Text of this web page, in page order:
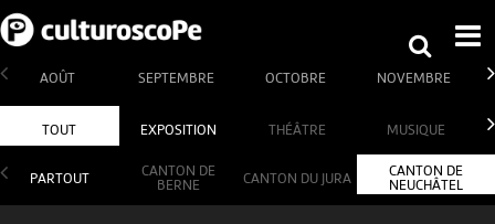
AOÛT SEPTEMBRE OCTOBRE NOVEMBRE
TOUT EXPOSITION THÉÂTRE MUSIQUE
PARTOUT
CANTON DE
BERNE
CANTON DU JURA
CANTON DE
NEUCHÂTEL